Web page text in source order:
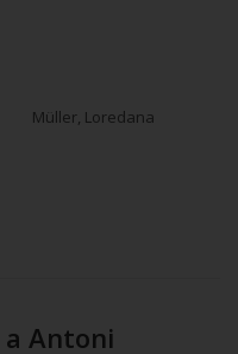
Müller, Loredana
Antoni